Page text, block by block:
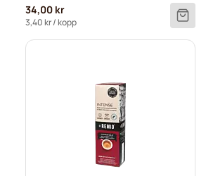
34,00 kr
3,40 kr/ kopp